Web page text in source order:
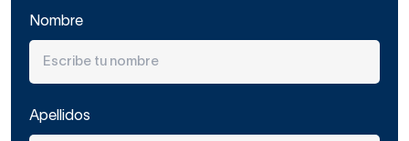
Nombre
Apellidos